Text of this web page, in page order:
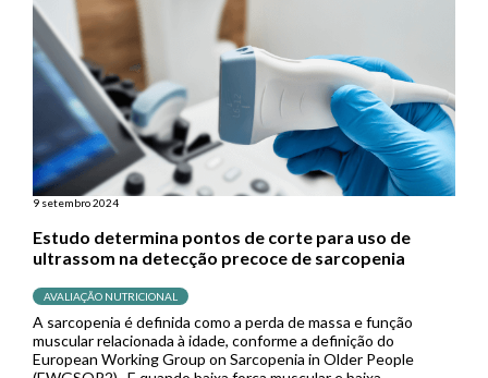
9 setembro 2024
Estudo determina pontos de corte para uso de
ultrassom na detecção precoce de sarcopenia
AVALIAÇÃO NUTRICIONAL
A sarcopenia é definida como a perda de massa e função
muscular relacionada à idade, conforme a definição do
European Working Group on Sarcopenia in Older People